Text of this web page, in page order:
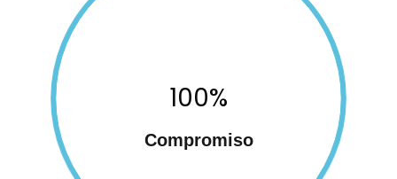
100%
Compromiso